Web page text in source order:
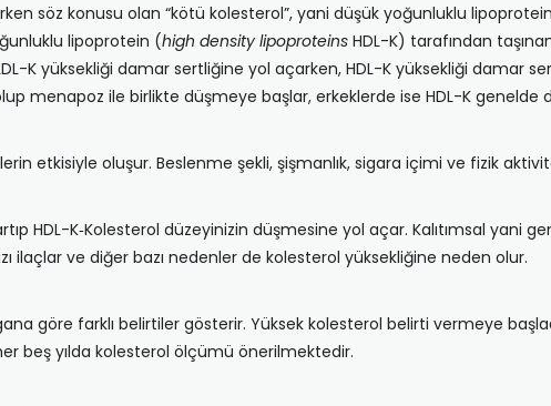
söz konusu olan “kötü kolesterol”, yani düşük yoğunluklu
lipoprotein (high density lipoproteins HDL-K) tarafından
K yüksekliği damar sertliğine yol açarken, HDL-K yüksekliği damar
menapoz ile birlikte düşmeye başlar, erkeklerde ise HDL-K genelde
etkisiyle oluşur. Beslenme şekli, şişmanlık, sigara içimi ve fizik
HDL-K‐Kolesterol düzeyinizin düşmesine yol açar. Kalıtımsal yani
ilaçlar ve diğer bazı nedenler de kolesterol yüksekliğine neden olur.
göre farklı belirtiler gösterir. Yüksek kolesterol belirti vermeye
beş yılda kolesterol ölçümü önerilmektedir.